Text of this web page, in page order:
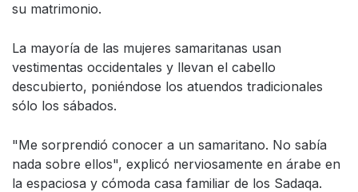
su matrimonio.
La mayoría de las mujeres samaritanas usan
vestimentas occidentales y llevan el cabello
descubierto, poniéndose los atuendos tradicionales
sólo los sábados.
"Me sorprendió conocer a un samaritano. No sabía
nada sobre ellos", explicó nerviosamente en árabe en
la espaciosa y cómoda casa familiar de los Sadaqa.